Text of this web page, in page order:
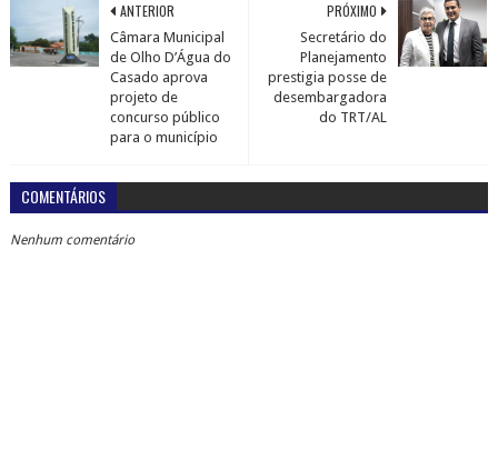
PRÓXIMO
Secretário do
Planejamento
prestigia posse de
desembargadora
do TRT/AL
ANTERIOR
Câmara Municipal
de Olho D’Água do
Casado aprova
projeto de
concurso público
para o município
COMENTÁRIOS
Nenhum comentário